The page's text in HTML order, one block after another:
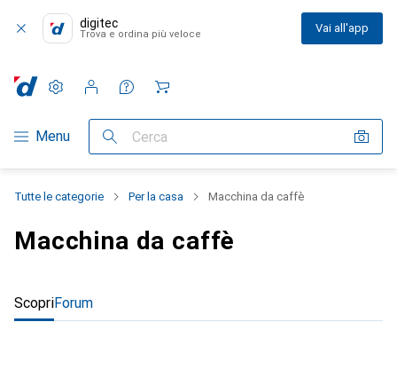
digitec
Trova e ordina più veloce Vai all'app
Categoria Navigazione
Menu Cerca
Impostazioni
Conto cliente
Liste di confronto
Liste dei desideri
Carrello
Tutte le categorie Per la casa Macchina da caffè
Macchina da caffè
ScopriForum